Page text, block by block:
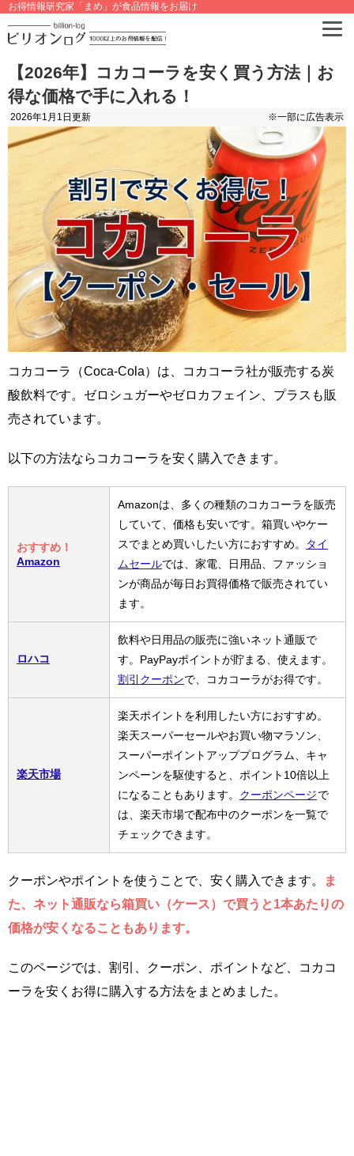
お得情報研究家「まめ」が食品情報をお届け
【2026年】コカコーラを安く買う方法｜お
得な価格で手に入れる！
2026年1月1日 更新 ※一部に広告表示
コカコーラ（Coca-Cola）は、コカコーラ社が販売する炭
酸飲料です。ゼロシュガーやゼロカフェイン、プラスも販
売されています。
以下の方法ならコカコーラを安く購入できます。
おすすめ！
Amazon
Amazonは、多くの種類のコカコーラを販売
していて、価格も安いです。箱買いやケー
スでまとめ買いしたい方におすすめ。
タイ
ムセールでは、家電、日用品、ファッショ
ンが商品が毎日お買得価格で販売されてい
ます。
ロハコ
飲料や日用品の販売に強いネット通販で
す。PayPayポイントが貯まる、使えます。
割引クーポンで、コカコーラがお得です。
楽天市場
楽天ポイントを利用したい方におすすめ。
楽天スーパーセールやお買い物マラソン、
スーパーポイントアッププログラム、キャ
ンペーンを駆使すると、ポイント10倍以上
になることもあります。 クーポンページで
は、楽天市場で配布中のクーポンを一覧で
チェックできます。
クーポンやポイントを使うことで、安く購入できます。
ま
た、ネット通販なら箱買い（ケース）で買うと1本あたりの
価格が安くなることもあります。
このページでは、割引、クーポン、ポイントなど、コカコ
ーラを安くお得に購入する方法をまとめました。